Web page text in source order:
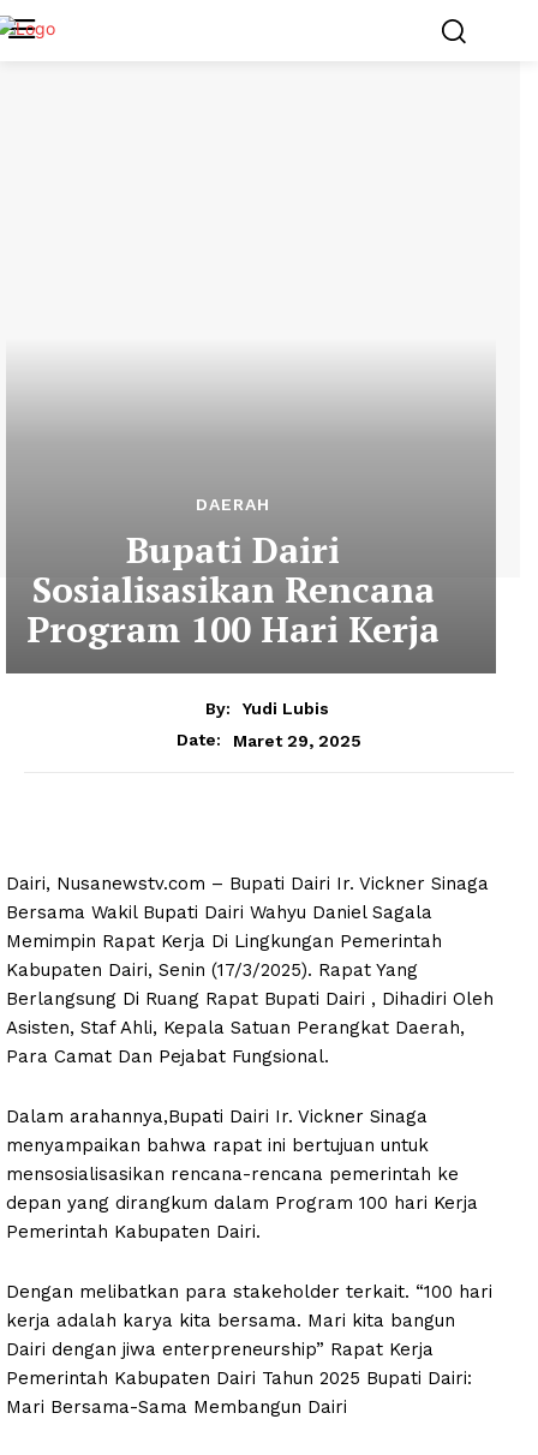
DAERAH
Bupati Dairi
Sosialisasikan Rencana
Program 100 Hari Kerja
By:
Yudi Lubis
Date:
Maret 29, 2025
Dairi, Nusanewstv.com – Bupati Dairi Ir. Vickner Sinaga
Bersama Wakil Bupati Dairi Wahyu Daniel Sagala
Memimpin Rapat Kerja Di Lingkungan Pemerintah
Kabupaten Dairi, Senin (17/3/2025). Rapat Yang
Berlangsung Di Ruang Rapat Bupati Dairi , Dihadiri Oleh
Asisten, Staf Ahli, Kepala Satuan Perangkat Daerah,
Para Camat Dan Pejabat Fungsional.
Dalam arahannya,Bupati Dairi Ir. Vickner Sinaga
menyampaikan bahwa rapat ini bertujuan untuk
mensosialisasikan rencana-rencana pemerintah ke
depan yang dirangkum dalam Program 100 hari Kerja
Pemerintah Kabupaten Dairi.
Dengan melibatkan para stakeholder terkait. “100 hari
kerja adalah karya kita bersama. Mari kita bangun
Dairi dengan jiwa enterpreneurship” Rapat Kerja
Pemerintah Kabupaten Dairi Tahun 2025 Bupati Dairi:
Mari Bersama-Sama Membangun Dairi